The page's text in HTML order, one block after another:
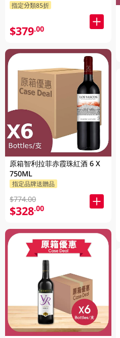
指定分類85折
$379.00
原箱智利拉菲赤霞珠紅酒 6 X
750ML
指定品牌送贈品
$774.00
$328.00